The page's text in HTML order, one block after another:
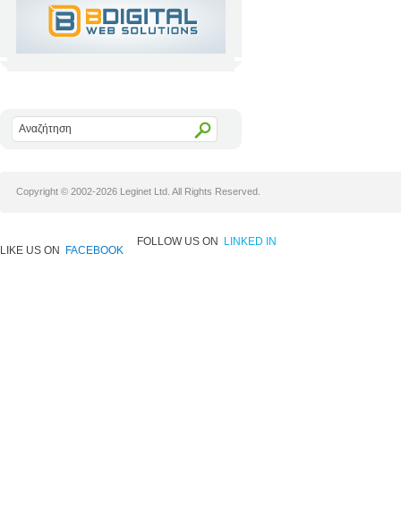
Copyright © 2002-2026 Leginet Ltd. All Rights Reserved.
LIKE US ON FACEBOOK
FOLLOW US ON LINKED IN